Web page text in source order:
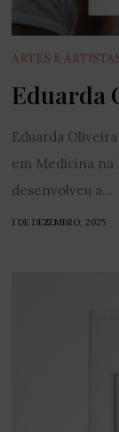
ARTES E
Eduarda
Eduarda
em Medicina na
desenvolveu a...
1 DE DEZEMBRO, 2025